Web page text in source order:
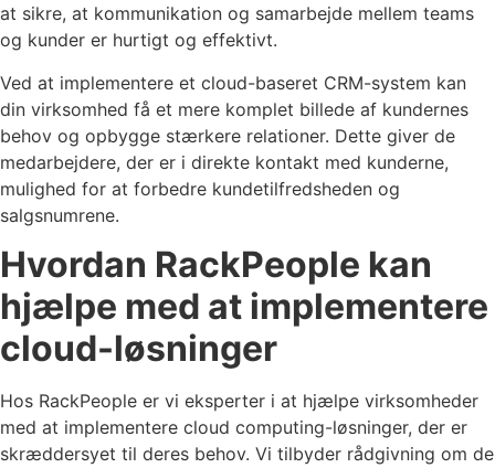
at sikre, at kommunikation og samarbejde mellem teams
og kunder er hurtigt og effektivt.
Ved at implementere et cloud-baseret CRM-system kan
din virksomhed få et mere komplet billede af kundernes
behov og opbygge stærkere relationer. Dette giver de
medarbejdere, der er i direkte kontakt med kunderne,
mulighed for at forbedre kundetilfredsheden og
salgsnumrene.
Hvordan RackPeople kan
hjælpe med at implementere
cloud-løsninger
Hos RackPeople er vi eksperter i at hjælpe virksomheder
med at implementere cloud computing-løsninger, der er
skræddersyet til deres behov. Vi tilbyder rådgivning om de